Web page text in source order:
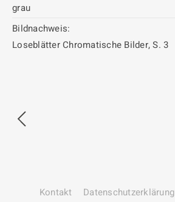
grau
Bildnachweis:
Loseblätter Chromatische Bilder, S. 3
Kontakt Datenschutz­erklärung